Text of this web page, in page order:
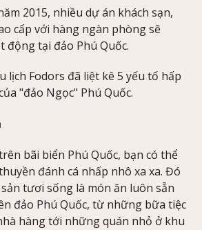
2015, nhiều dự án khách sạn,
cấp với hàng ngàn phòng sẽ
động tại đảo Phú Quốc.
lịch Fodors đã liệt kê 5 yếu tố hấp
"đảo Ngọc" Phú Quốc.
bãi biển Phú Quốc, bạn có thể
đánh cá nhấp nhô xa xa. Đó
tươi sống là món ăn luôn sẵn
đảo Phú Quốc, từ những bữa tiệc
hàng tới những quán nhỏ ở khu